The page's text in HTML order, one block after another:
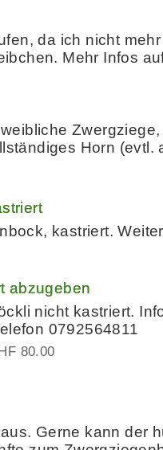
da ich nicht
Mehr Infos
Horn (evtl.
kastriert.
abzugeben
nicht kastriert.
0792564811
80.00
Gerne kann der